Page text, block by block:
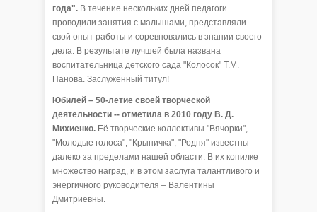
года". В течение нескольких дней педагоги
проводили занятия с малышами, представляли
свой опыт работы и соревновались в знании своего
дела. В результате лучшей была названа
воспитательница детского сада "Колосок" Т.М.
Панова. Заслуженный титул!
Юбилей – 50-летие своей творческой
деятельности -- отметила в 2010 году В. Д.
Михиенко. Её творческие коллективы "Вячорки",
"Молодые голоса", "Крыничка", "Родня" известны
далеко за пределами нашей области. В их копилке
множество наград, и в этом заслуга талантливого и
энергичного руководителя – Валентины
Дмитриевны.